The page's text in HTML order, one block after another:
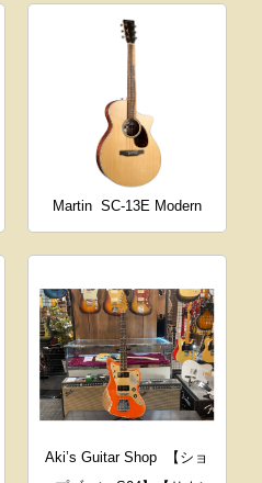
Martin SC-13E Modern
Aki’s Guitar Shop
【ショ